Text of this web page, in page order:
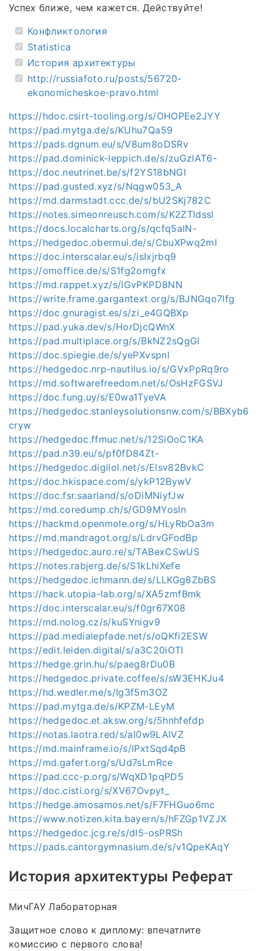
Успех ближе, чем кажется. Действуйте!
Конфликтология
Statistica
История архитектуры
http://russiafoto.ru/posts/56720-
ekonomicheskoe-pravo.html
https://hdoc.csirt-tooling.org/s/OHOPEe2JYY
https://pad.mytga.de/s/KUhu7Qa59
https://pads.dgnum.eu/s/V8um8oDSRv
https://pad.dominick-leppich.de/s/zuGzlAT6-
https://doc.neutrinet.be/s/f2YS18bNGI
https://pad.gusted.xyz/s/Nqgw053_A
https://md.darmstadt.ccc.de/s/bU2SKj782C
https://notes.simeonreusch.com/s/K2ZTldssl
https://docs.localcharts.org/s/qcfq5aIN-
https://hedgedoc.obermui.de/s/CbuXPwq2mI
https://doc.interscalar.eu/s/isIxjrbq9
https://omoffice.de/s/S1fg2omgfx
https://md.rappet.xyz/s/lGvPKPD8NN
https://write.frame.gargantext.org/s/BJNGqo7lfg
https://doc.gnuragist.es/s/zi_e4GQBXp
https://pad.yuka.dev/s/HorDjcQWnX
https://pad.multiplace.org/s/BkNZ2sQgGl
https://doc.spiegie.de/s/yePXvspnl
https://hedgedoc.nrp-nautilus.io/s/GVxPpRq9ro
https://md.softwarefreedom.net/s/OsHzFGSVJ
https://doc.fung.uy/s/E0wa1TyeVA
https://hedgedoc.stanleysolutionsnw.com/s/BBXyb6
cryw
https://hedgedoc.ffmuc.net/s/12SiOoC1KA
https://pad.n39.eu/s/pf0fD84Zt-
https://hedgedoc.digilol.net/s/Elsv82BvkC
https://doc.hkispace.com/s/ykP12BywV
https://doc.fsr.saarland/s/oDiMNiyfJw
https://md.coredump.ch/s/GD9MYosIn
https://hackmd.openmole.org/s/HLyRbOa3m
https://md.mandragot.org/s/LdrvGFodBp
https://hedgedoc.auro.re/s/TABexCSwUS
https://notes.rabjerg.de/s/S1kLhiXefe
https://hedgedoc.ichmann.de/s/LLKGg8ZbBS
https://hack.utopia-lab.org/s/XA5zmfBmk
https://doc.interscalar.eu/s/f0gr67X08
https://md.nolog.cz/s/kuSYnigv9
https://pad.medialepfade.net/s/oQKfi2ESW
https://edit.leiden.digital/s/a3C20iOTI
https://hedge.grin.hu/s/paeg8rDu0B
https://hedgedoc.private.coffee/s/sW3EHKJu4
https://hd.wedler.me/s/Ig3f5m3OZ
https://pad.mytga.de/s/KPZM-LEyM
https://hedgedoc.et.aksw.org/s/5hnhfefdp
https://notas.laotra.red/s/aI0w9LAlVZ
https://md.mainframe.io/s/lPxtSqd4pB
https://md.gafert.org/s/Ud7sLmRce
https://pad.ccc-p.org/s/WqXD1pqPD5
https://doc.cisti.org/s/XV67Ovpyt_
https://hedge.amosamos.net/s/F7FHGuo6mc
https://www.notizen.kita.bayern/s/hFZGp1VZJX
https://hedgedoc.jcg.re/s/dI5-osPRSh
https://pads.cantorgymnasium.de/s/v1QpeKAqY
История архитектуры Реферат
МичГАУ Лабораторная
Защитное слово к диплому: впечатлите
комиссию с первого слова!